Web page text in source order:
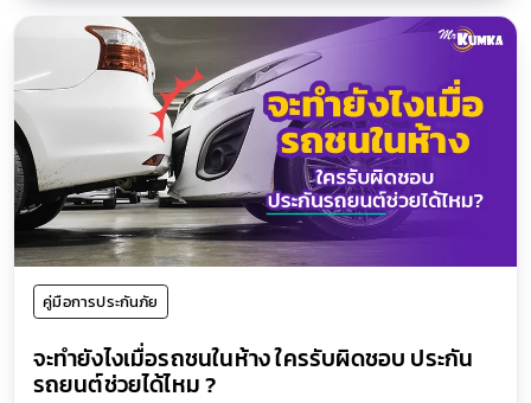
คู่มือการประกันภัย
จะทำยังไงเมื่อรถชนในห้าง ใครรับผิดชอบ ประกัน
รถยนต์ช่วยได้ไหม ?